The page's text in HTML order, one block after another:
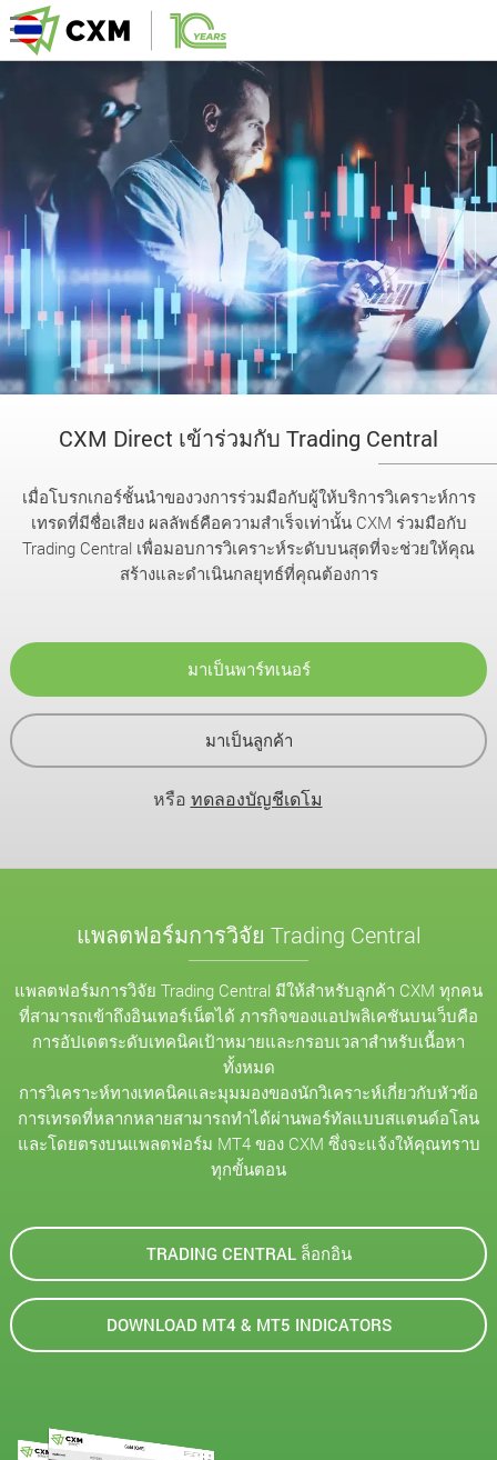
CXM Direct เข้าร่วมกับ Trading Central
เมื่อโบรกเกอร์ชั้นนำของวงการร่วมมือกับผู้ให้บริการวิเคราะห์การ
เทรดที่มีชื่อเสียง ผลลัพธ์คือความสำเร็จเท่านั้น CXM ร่วมมือกับ
Trading Central เพื่อมอบการวิเคราะห์ระดับบนสุดที่จะช่วยให้คุณ
สร้างและดำเนินกลยุทธ์ที่คุณต้องการ
มาเป็นพาร์ทเนอร์
มาเป็นลูกค้า
หรือ ทดลองบัญชีเดโม
แพลตฟอร์มการวิจัย Trading Central
แพลตฟอร์มการวิจัย Trading Central มีให้สำหรับลูกค้า CXM ทุกคน
ที่สามารถเข้าถึงอินเทอร์เน็ตได้ ภารกิจของแอปพลิเคชันบนเว็บคือ
การอัปเดตระดับเทคนิคเป้าหมายและกรอบเวลาสำหรับเนื้อหา
ทั้งหมด
การวิเคราะห์ทางเทคนิคและมุมมองของนักวิเคราะห์เกี่ยวกับหัวข้อ
การเทรดที่หลากหลายสามารถทำได้ผ่านพอร์ทัลแบบสแตนด์อโลน
และโดยตรงบนแพลตฟอร์ม MT4 ของ CXM ซึ่งจะแจ้งให้คุณทราบ
ทุกขั้นตอน
TRADING CENTRAL ล็อกอิน
DOWNLOAD MT4 & MT5 INDICATORS